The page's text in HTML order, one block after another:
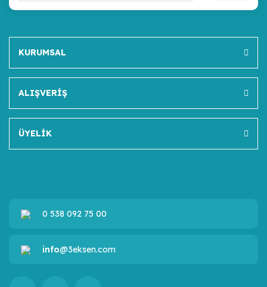
KURUMSAL
ALIŞVERİŞ
ÜYELİK
0 538 092 75 00
info@3eksen.com